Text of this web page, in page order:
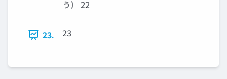
う） 22
23. 23